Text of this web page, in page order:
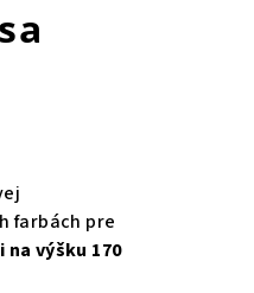
farbách pre
výšku 170